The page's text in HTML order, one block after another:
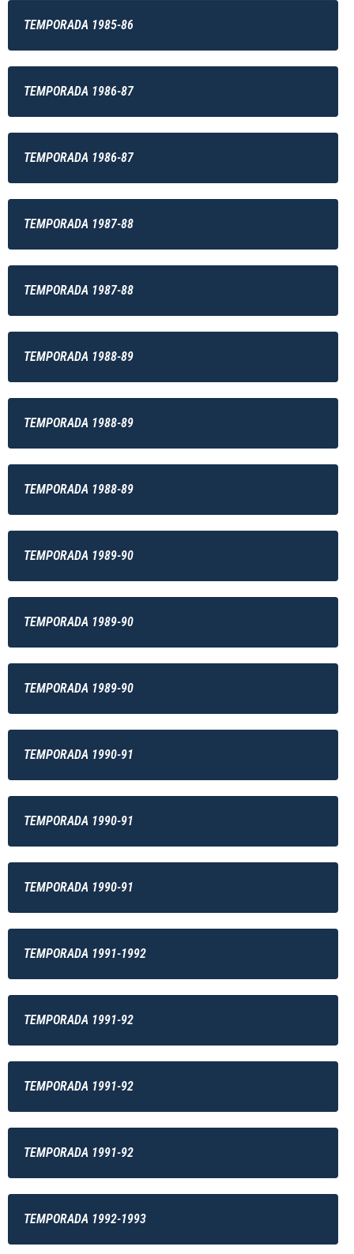
TEMPORADA 1985-86
TEMPORADA 1986-87
TEMPORADA 1986-87
TEMPORADA 1987-88
TEMPORADA 1987-88
TEMPORADA 1988-89
TEMPORADA 1988-89
TEMPORADA 1988-89
TEMPORADA 1989-90
TEMPORADA 1989-90
TEMPORADA 1989-90
TEMPORADA 1990-91
TEMPORADA 1990-91
TEMPORADA 1990-91
TEMPORADA 1991-1992
TEMPORADA 1991-92
TEMPORADA 1991-92
TEMPORADA 1991-92
TEMPORADA 1992-1993